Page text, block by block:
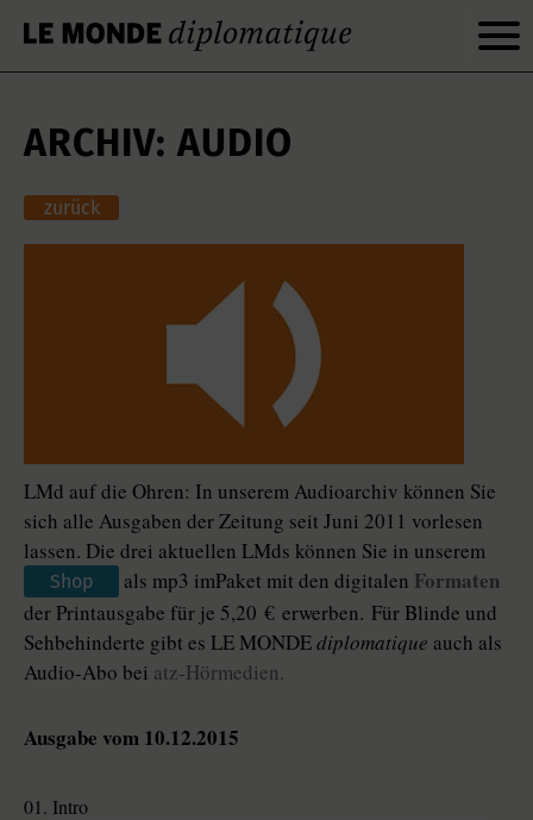
ARCHIV: AUDIO
zurück
LMd auf die Ohren: In unserem Audioarchiv können Sie
sich alle Ausgaben der Zeitung seit Juni 2011 vorlesen
lassen. Die drei aktuellen LMds können Sie in unserem
Shop als mp3 imPaket mit den digitalen Formaten
der Printausgabe für je 5,20 € erwerben. Für Blinde und
Sehbehinderte gibt es LE MONDEdiplomatique auch als
Audio-Abo bei atz-Hörmedien.
Ausgabe vom 10.12.2015
01. Intro